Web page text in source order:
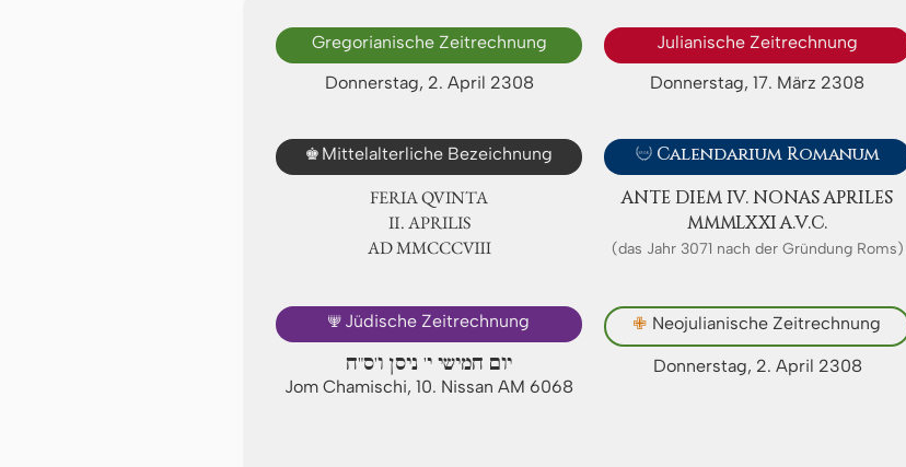
Gregorianische Zeitrechnung
Donnerstag, 2. April 2308
Julianische Zeitrechnung
Donnerstag, 17. März 2308
♚ Mittelalterliche Bezeichnung
FERIA QUINTA
Ⅱ. APRILIS
AD ⅯⅯⅭⅭⅭⅧ
 Calendarium Romanum
ANTE DIEM IV. NONAS APRI­LES
ⅯⅯⅯⅬⅩⅪ A.V.C.
(das Jahr 3071 nach der Gründung Roms)
🕎 Jüdische Zeitrechnung
יום חמישי י' ניסן ו'ס"ח
Jom Chamischi, 10. Nissan AM 6068
✙ Neojulianische Zeitrechnung
Donnerstag, 2. April 2308